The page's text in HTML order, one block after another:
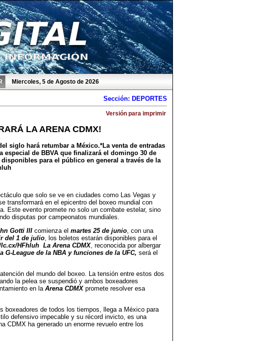
Miercoles, 5 de Agosto de 2026
Sección: DEPORTES
Versión para imprimir
LA ARENA CDMX!
siglo hará retumbar a México.*La venta de entradas
de BBVA que finalizará el domingo 30 de
para el público en general a través de la
que solo se ve en ciudades como Las Vegas y
transformará en el epicentro del boxeo mundial con
Este evento promete no solo un combate estelar, sino
disputas por campeonatos mundiales.
Gotti III comienza el martes 25 de junio, con una
del 1 de julio, los boletos estarán disponibles para el
HFhluh La Arena CDMX, reconocida por albergar
G-League de la NBA y funciones de la UFC, será el
del mundo del boxeo. La tensión entre estos dos
la pelea se suspendió y ambos boxeadores
en la Arena CDMX promete resolver esa
boxeadores de todos los tiempos, llega a México para
defensivo impecable y su récord invicto, es una
CDMX ha generado un enorme revuelo entre los